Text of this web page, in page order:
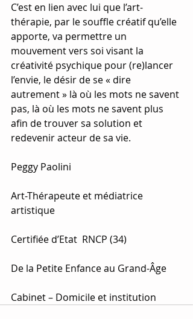
C’est en lien avec lui que l’art-
thérapie, par le souffle créatif qu’elle
apporte, va permettre un
mouvement vers soi visant la
créativité psychique pour (re)lancer
l’envie, le désir de se « dire
autrement » là où les mots ne savent
pas, là où les mots ne savent plus
afin de trouver sa solution et
redevenir acteur de sa vie.
Peggy Paolini
Art-Thérapeute et médiatrice
artistique
Certifiée d’Etat  RNCP (34)
De la Petite Enfance au Grand-Âge
Cabinet – Domicile et institution